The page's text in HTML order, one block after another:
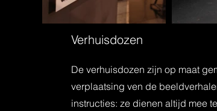
Verhuisdozen
De verhuisdozen zijn op maat
verplaatsing ven de
instructies: ze dienen altijd mee